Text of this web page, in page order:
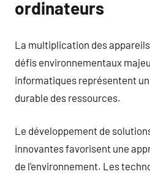
ordinateurs
La multiplication des
défis environnementaux
informatiques représentent
durable des ressources.
Le développement de
innovantes favorisent une
de l’environnement. Les